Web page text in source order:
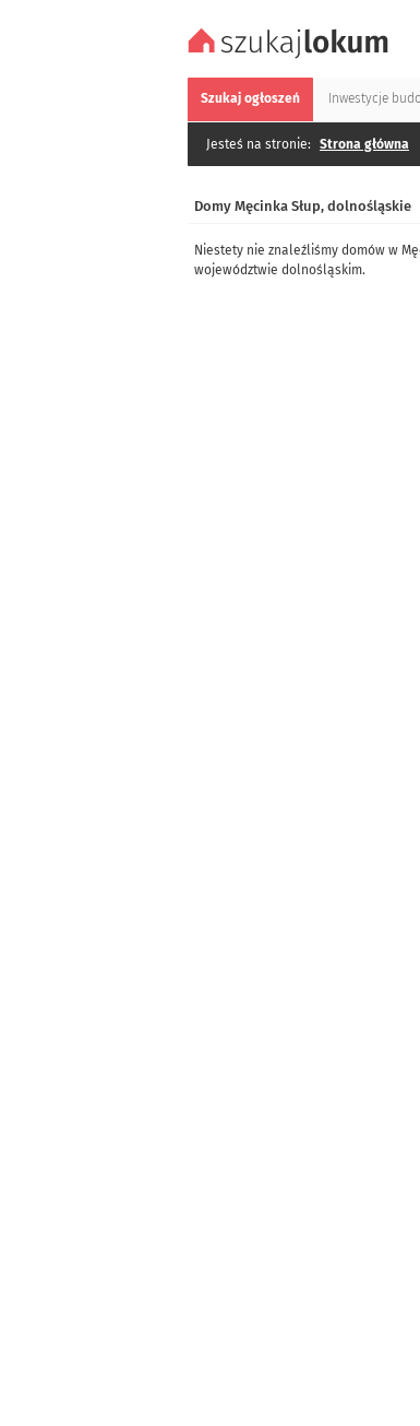
Szukaj ogłoszeń Inwestycje
Jesteś na stronie: Strona główna
Domy Męcinka Słup, dolnośląskie
Niestety nie znaleźliśmy domów w
województwie dolnośląskim.